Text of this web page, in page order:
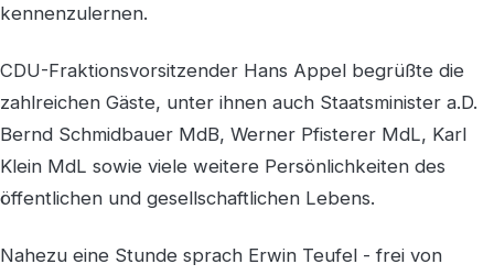
kennenzulernen.
CDU-Fraktionsvorsitzender Hans Appel begrüßte die
zahlreichen Gäste, unter ihnen auch Staatsminister a.D.
Bernd Schmidbauer MdB, Werner Pfisterer MdL, Karl
Klein MdL sowie viele weitere Persönlichkeiten des
öffentlichen und gesellschaftlichen Lebens.
Nahezu eine Stunde sprach Erwin Teufel - frei von